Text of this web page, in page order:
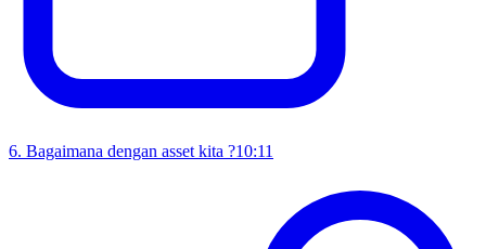
6. Bagaimana dengan asset kita ?10:11